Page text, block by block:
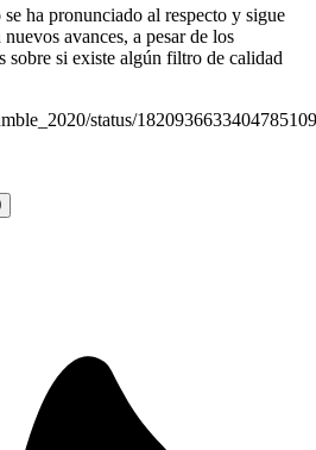
ha pronunciado al respecto y sigue
avances, a pesar de los
sobre si existe algún filtro de calidad
status/1820936633404785109